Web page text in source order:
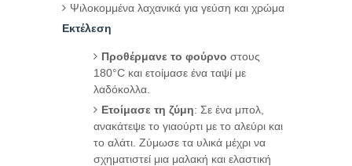
Ψιλοκομμένα λαχανικά για γεύση και χρώμα
Εκτέλεση
Προθέρμανε το φούρνο στους
180°C και ετοίμασε ένα ταψί με
λαδόκολλα.
Ετοίμασε τη ζύμη: Σε ένα μπολ,
ανακάτεψε το γιαούρτι με το αλεύρι και
το αλάτι. Ζύμωσε τα υλικά μέχρι να
σχηματιστεί μια μαλακή και ελαστική